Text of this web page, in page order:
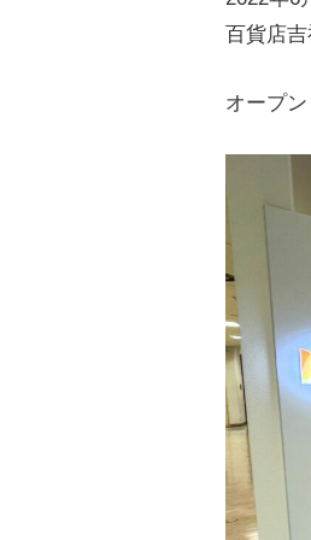
百貨店
オープン